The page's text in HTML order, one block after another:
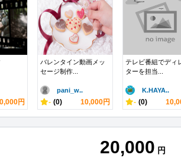
円
バレンタイン動画メッ
セージ制作...
pani_w..
- (0) 10,000円
テレビ番組でディ
ターを担当...
K.HAYA..
- (0)
20,000 円